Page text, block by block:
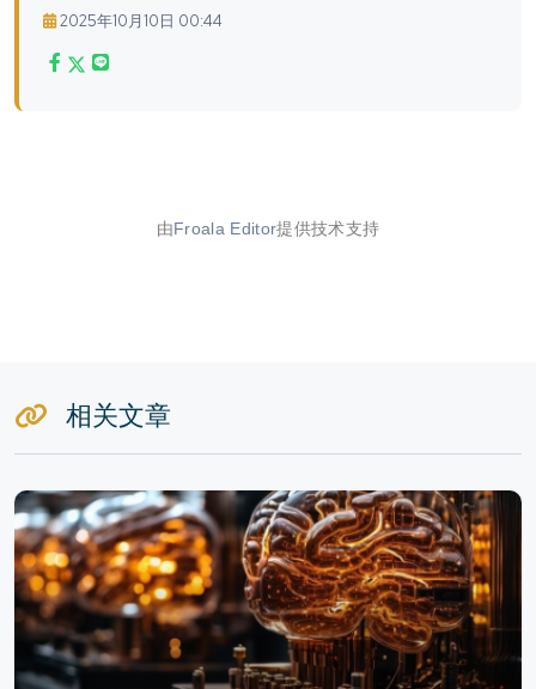
2025年10月10日 00:44
由Froala Editor提供技术支持
相关文章